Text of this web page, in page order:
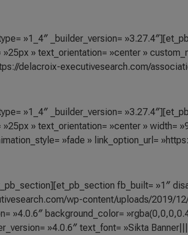
»1_4″ _builder_version=
» text_orientation= »center »
delacroix-executivesearch.com/
»1_4″ _builder_version=
» text_orientation= »center » width=
»fade » link_option_url=
fb_built= »1″
wp-content/uploads/2019/
»4.0.6″ background_color=
»4.0.6″ text_font= »Sikta